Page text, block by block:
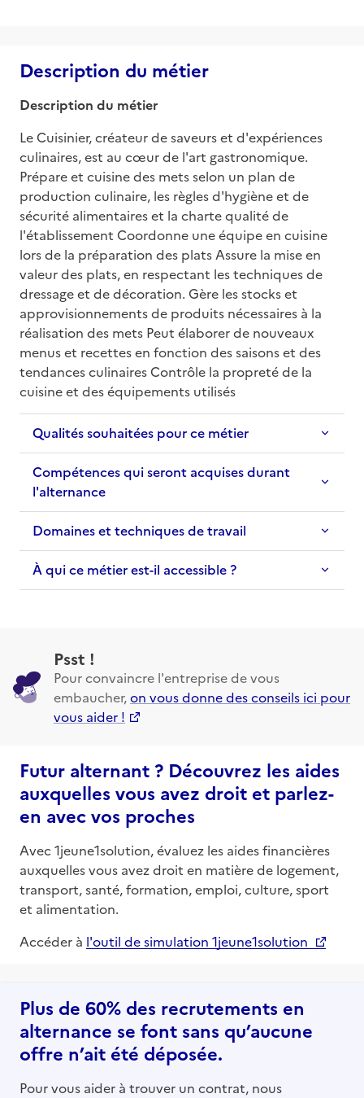
Description du métier
Description du métier
Le Cuisinier, créateur de saveurs et d'expériences
culinaires, est au cœur de l'art gastronomique.
Prépare et cuisine des mets selon un plan de
production culinaire, les règles d'hygiène et de
sécurité alimentaires et la charte qualité de
l'établissement Coordonne une équipe en cuisine
lors de la préparation des plats Assure la mise en
valeur des plats, en respectant les techniques de
dressage et de décoration. Gère les stocks et
approvisionnements de produits nécessaires à la
réalisation des mets Peut élaborer de nouveaux
menus et recettes en fonction des saisons et des
tendances culinaires Contrôle la propreté de la
cuisine et des équipements utilisés
Qualités souhaitées pour ce métier
Compétences qui seront acquises durant
l'alternance
Domaines et techniques de travail
À qui ce métier est-il accessible ?
Psst !
Pour convaincre l'entreprise de vous
embaucher,on vous donne des conseils ici pour
vous aider !
Futur alternant ? Découvrez les aides
auxquelles vous avez droit et parlez-
en avec vos proches
Avec 1jeune1solution, évaluez les aides financières
auxquelles vous avez droit en matière de logement,
transport, santé, formation, emploi, culture, sport
et alimentation.
Accéder à l'outil de simulation 1jeune1solution
Plus de 60% des recrutements en
alternance se font sans qu’aucune
offre n’ait été déposée.
Pour vous aider à trouver un contrat, nous